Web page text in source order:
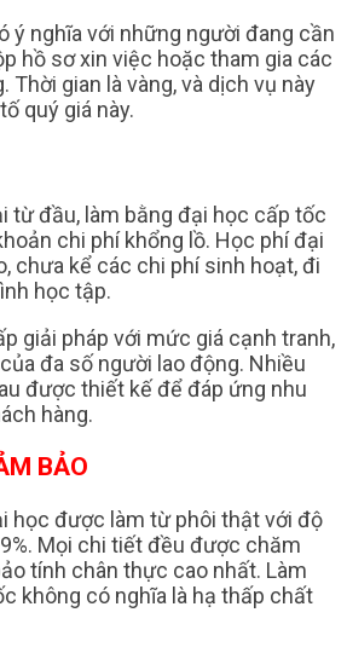
ý nghĩa với những người đang cần
hồ sơ xin việc hoặc tham gia các
Thời gian là vàng, và dịch vụ này
quý giá này.
từ đầu, làm bằng đại học cấp tốc
chi phí khổng lồ. Học phí đại
chưa kể các chi phí sinh hoạt, đi
học tập.
giải pháp với mức giá cạnh tranh,
đa số người lao động. Nhiều
được thiết kế để đáp ứng nhu
hàng.
BẢO
học được làm từ phôi thật với độ
Mọi chi tiết đều được chăm
tính chân thực cao nhất. Làm
không có nghĩa là hạ thấp chất